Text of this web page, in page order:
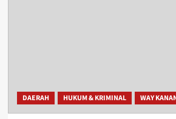
DAERAH HUKUM & KRIMINAL WAY